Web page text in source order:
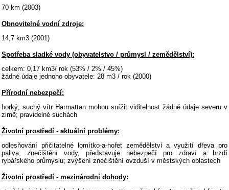
70 km (2003)
Obnovitelné vodní zdroje:
14,7 km3 (2001)
Spotřeba sladké vody (obyvatelstvo / průmysl / zemědělství):
celkem: 0,17 km3/ rok (53% / 2% / 45%)
žádné údaje jednoho obyvatele: 28 m3 / rok (2000)
Přírodní nebezpečí:
horký, suchý vítr Harmattan mohou snížit viditelnost žádné údaje severu v
zimě; pravidelné suchách
Životní prostředí - aktuální problémy:
odlesňování přičitatelné lomítko-a-hořet zemědělství a využití dřeva pro
paliva, znečištění vody, představuje nebezpečí pro zdraví a brzdí
rybářského průmyslu; zvýšení znečištění ovzduší v městských oblastech
Životní prostředí - mezinárodní dohody: